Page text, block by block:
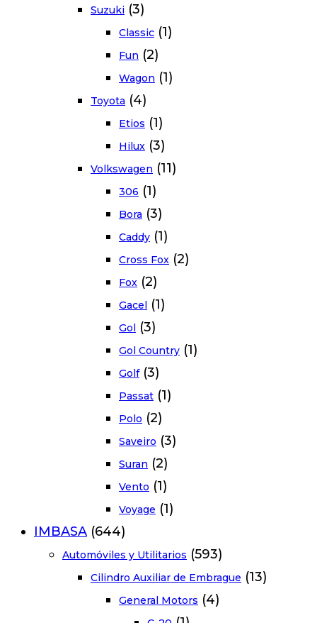
Suzuki (3)
Classic (1)
Fun (2)
Wagon (1)
Toyota (4)
Etios (1)
Hilux (3)
Volkswagen (11)
306 (1)
Bora (3)
Caddy (1)
Cross Fox (2)
Fox (2)
Gacel (1)
Gol (3)
Gol Country (1)
Golf (3)
Passat (1)
Polo (2)
Saveiro (3)
Suran (2)
Vento (1)
Voyage (1)
IMBASA (644)
Automóviles y Utilitarios (593)
Cilindro Auxiliar de Embrague (13)
General Motors (4)